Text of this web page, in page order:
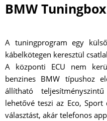
BMW Tuningbox
A tuningprogram egy
kábelkötegen keresztül
A központi ECU nem
benzines BMW típushoz
állítható
lehetővé teszi az Eco,
választást, akár telefonos